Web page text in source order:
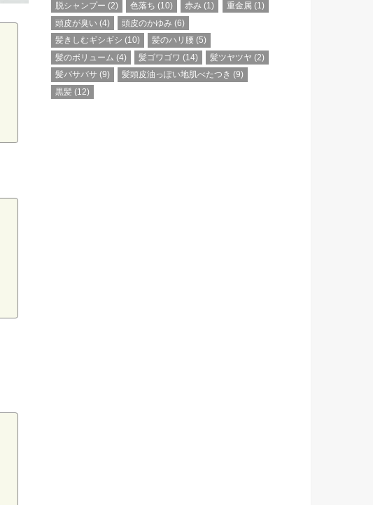
脱シャンプー (2) 色落ち (10) 赤み (1) 重金属 (1)
頭皮が臭い (4) 頭皮のかゆみ (6)
髪きしむギシギシ (10) 髪のハリ腰 (5)
髪のボリューム (4) 髪ゴワゴワ (14) 髪ツヤツヤ (2)
髪バサバサ (9) 髪頭皮油っぽい地肌べたつき (9)
黒髪 (12)